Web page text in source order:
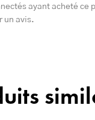
ayant acheté ce
un avis.